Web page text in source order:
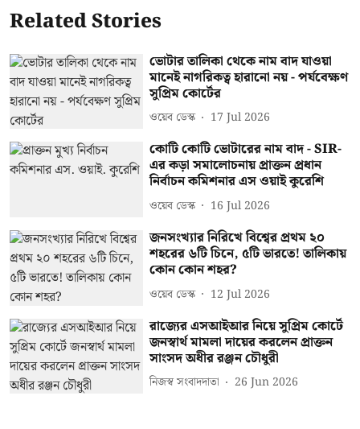
Related Stories
ভোটার তালিকা থেকে নাম বাদ যাওয়া
মানেই নাগরিকত্ব হারানো নয় - পর্যবেক্ষণ
সুপ্রিম কোর্টের
ওয়েব ডেস্ক 17 Jul 2026
কোটি কোটি ভোটারের নাম বাদ - SIR-
এর কড়া সমালোচনায় প্রাক্তন প্রধান
নির্বাচন কমিশনার এস ওয়াই কুরেশি
ওয়েব ডেস্ক 16 Jul 2026
জনসংখ্যার নিরিখে বিশ্বের প্রথম ২০
শহরের ৬টি চিনে, ৫টি ভারতে! তালিকায়
কোন কোন শহর?
ওয়েব ডেস্ক 12 Jul 2026
রাজ্যের এসআইআর নিয়ে সুপ্রিম কোর্টে
জনস্বার্থ মামলা দায়ের করলেন প্রাক্তন
সাংসদ অধীর রঞ্জন চৌধুরী
নিজস্ব সংবাদদাতা 26 Jun 2026